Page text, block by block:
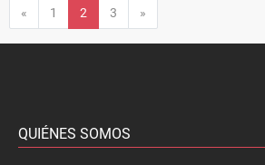
« Anterior
1 2 3 »
QUIÉNES SOMOS